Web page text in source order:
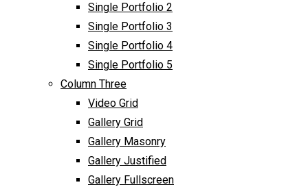
Single Portfolio 2
Single Portfolio 3
Single Portfolio 4
Single Portfolio 5
Column Three
Video Grid
Gallery Grid
Gallery Masonry
Gallery Justified
Gallery Fullscreen